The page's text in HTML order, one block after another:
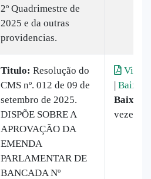
2º Quadrimestre de
2025 e da outras
providencias.
Titulo: Resolução do
CMS nº. 012 de 09 de
setembro de 2025.
DISPÕE SOBRE A
APROVAÇÃO DA
EMENDA
PARLAMENTAR DE
BANCADA Nº
| Baixar
vezes